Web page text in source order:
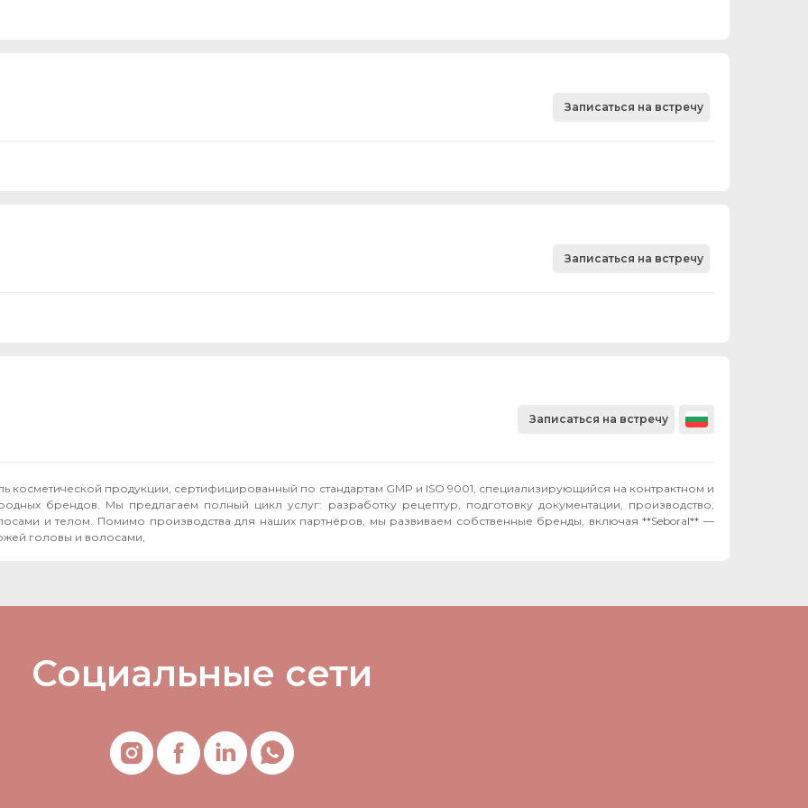
Записаться на встречу
Записаться на встречу
Записаться на встречу
косметической продукции, сертифицированный по стандартам GMP и ISO 9001, специализирующийся на контрактном и
брендов. Мы предлагаем полный цикл услуг: разработку рецептур, подготовку документации, производство,
бренды, включая **Seboral** —
головы и волосами,
Социальные сети